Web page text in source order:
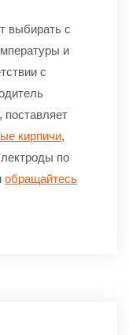
выбирать с
и
с
поставляет
кирпичи,
по
обращайтесь